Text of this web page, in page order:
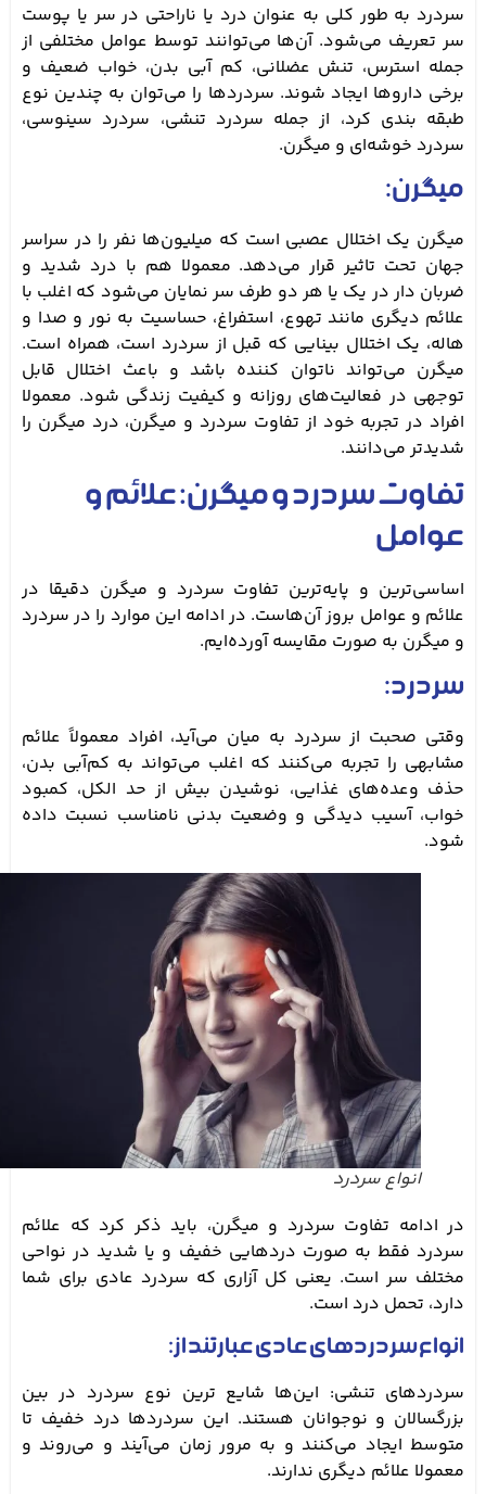
سردرد به طور کلی به عنوان درد یا ناراحتی در سر یا پوست
سر تعریف می‌شود. آن‌ها می‌توانند توسط عوامل مختلفی از
جمله استرس، تنش عضلانی، کم آبی بدن، خواب ضعیف و
برخی داروها ایجاد شوند. سردردها را می‌توان به چندین نوع
طبقه بندی کرد، از جمله سردرد تنشی، سردرد سینوسی،
سردرد خوشه‌ای و میگرن.
میگرن:
میگرن یک اختلال عصبی است که میلیون‌ها نفر را در سراسر
جهان تحت تاثیر قرار می‌دهد. معمولا هم با درد شدید و
ضربان دار در یک یا هر دو طرف سر نمایان می‌شود که اغلب با
علائم دیگری مانند تهوع، استفراغ، حساسیت به نور و صدا و
هاله، یک اختلال بینایی که قبل از سردرد است، همراه است.
میگرن می‌تواند ناتوان کننده باشد و باعث اختلال قابل
توجهی در فعالیت‌های روزانه و کیفیت زندگی شود. معمولا
افراد در تجربه خود از تفاوت سردرد و میگرن، درد میگرن را
شدیدتر می‌دانند.
تفاوت سردرد و میگرن: علائم و
عوامل
اساسی‌ترین و پایه‌ترین تفاوت سردرد و میگرن دقیقا در
علائم و عوامل بروز آن‌هاست. در ادامه این موارد را در سردرد
و میگرن به صورت مقایسه آورده‌ایم.
سردرد:
وقتی صحبت از سردرد به میان می‌آید، افراد معمولاً علائم
مشابهی را تجربه می‌کنند که اغلب می‌تواند به کم‌آبی بدن،
حذف وعده‌های غذایی، نوشیدن بیش از حد الکل، کمبود
خواب، آسیب دیدگی و وضعیت بدنی نامناسب نسبت داده
شود.
انواع سردرد
در ادامه تفاوت سردرد و میگرن، باید ذکر کرد که علائم
سردرد فقط به صورت دردهایی خفیف و یا شدید در نواحی
مختلف سر است. یعنی کل آزاری که سردرد عادی برای شما
دارد، تحمل درد است.
انواع سردردهای عادی عبارتند از:
سردردهای تنشی: این‌ها شایع ترین نوع سردرد در بین
بزرگسالان و نوجوانان هستند. این سردردها درد خفیف تا
متوسط ایجاد می‌کنند و به مرور زمان می‌آیند و می‌روند و
معمولا علائم دیگری ندارند.